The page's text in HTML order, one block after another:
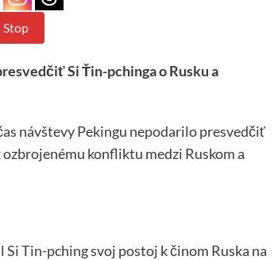
Stop
Si Ťin-pchinga o Rusku a
návštevy Pekingu nepodarilo presvedčiť
konfliktu medzi Ruskom a
Tin-pching svoj postoj k činom Ruska na